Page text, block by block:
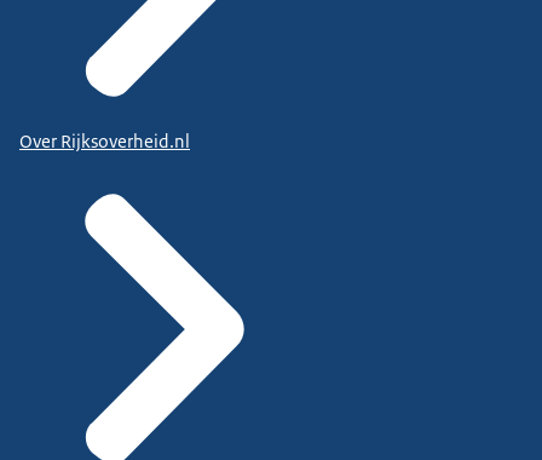
Over Rijksoverheid.nl